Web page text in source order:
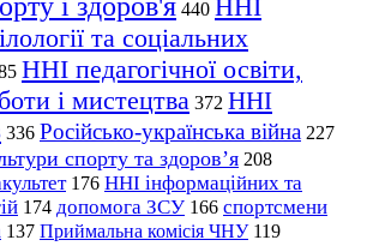
440 ННІ
та соціальних
ННІ педагогічної освіти,
і мистецтва 372 ННІ
336 Російсько-українська війна 227
спорту та здоров’я 208
176 ННІ інформаційних та
174 допомога ЗСУ 166 спортсмени
137 Приймальна комісія ЧНУ 119